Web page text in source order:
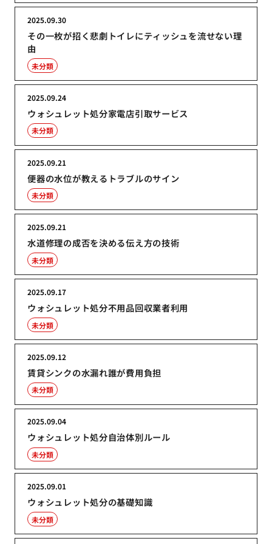
その一枚が招く悲劇トイレにティッシュを流せない理
由
2025.09.30
未分類
ウォシュレット処分家電店引取サービス
2025.09.24
未分類
便器の水位が教えるトラブルのサイン
2025.09.21
未分類
水道修理の成否を決める伝え方の技術
2025.09.21
未分類
ウォシュレット処分不用品回収業者利用
2025.09.17
未分類
賃貸シンクの水漏れ誰が費用負担
2025.09.12
未分類
ウォシュレット処分自治体別ルール
2025.09.04
未分類
ウォシュレット処分の基礎知識
2025.09.01
未分類